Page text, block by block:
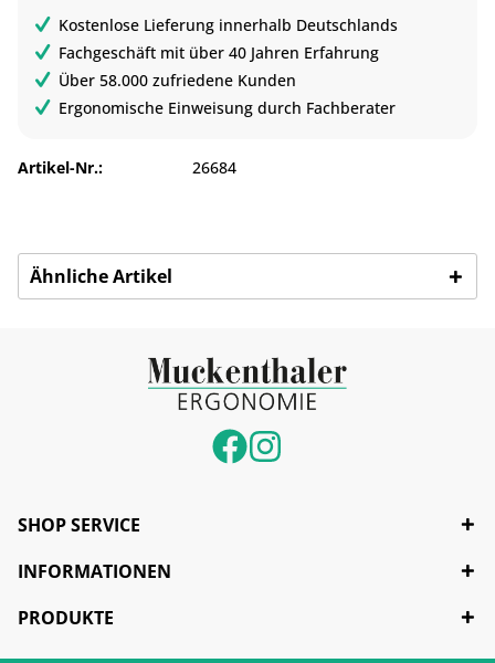
Kostenlose Lieferung innerhalb Deutschlands
Fachgeschäft mit über 40 Jahren Erfahrung
Über 58.000 zufriedene Kunden
Ergonomische Einweisung durch Fachberater
Artikel-Nr.: 26684
Ähnliche Artikel
SHOP SERVICE
INFORMATIONEN
PRODUKTE